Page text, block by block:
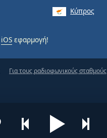
Κύπρος
iOS εφαρμογή!
Για τους ραδιοφωνικούς σταθμούς